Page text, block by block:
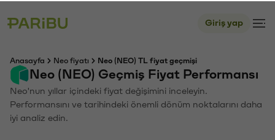
Giriş yap
Anasayfa Neo fiyatı Neo (NEO) TL fiyat geçmişi
Neo (NEO) Geçmiş Fiyat Performansı
Neo'nun yıllar içindeki fiyat değişimini inceleyin.
Performansını ve tarihindeki önemli dönüm noktalarını daha
iyi analiz edin.